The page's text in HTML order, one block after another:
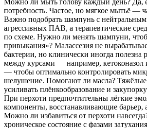
Можно ли мыть голову каждый день? Да,
потребность. Частое, но мягкое мытьё —
Важно подобрать шампунь с
агрессивных ПАВ, а терапевтические
по схеме. Нужно ли менять шампуни,
привыкания»? Малассезия не
бактерии, но клинически иногда полезна
между курсами — например, кетоконазол
— чтобы оптимально контролировать
шелушение. Помогают ли масла? Тяжёлые
усиливать плёнкообразование и
При перхоти предпочтительны лёгкие
компоненты, восстанавливающие барьер,
Можно ли избавиться от перхоти
хроническое состояние с фазами